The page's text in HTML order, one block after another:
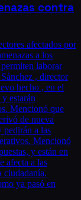
contra
afectados por
a los
laborar
, director
hecho , en el
estarán
Mencionó que
de nueva
pedirán a las
Mencionó
y están en
afecta a las
ciudadanía.
ya pasó en